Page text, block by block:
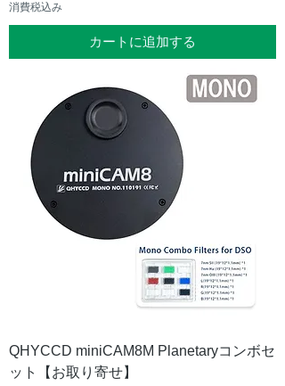
消費税込み
カートに追加する
QHYCCD miniCAM8M Planetaryコンボセ
ット【お取り寄せ】